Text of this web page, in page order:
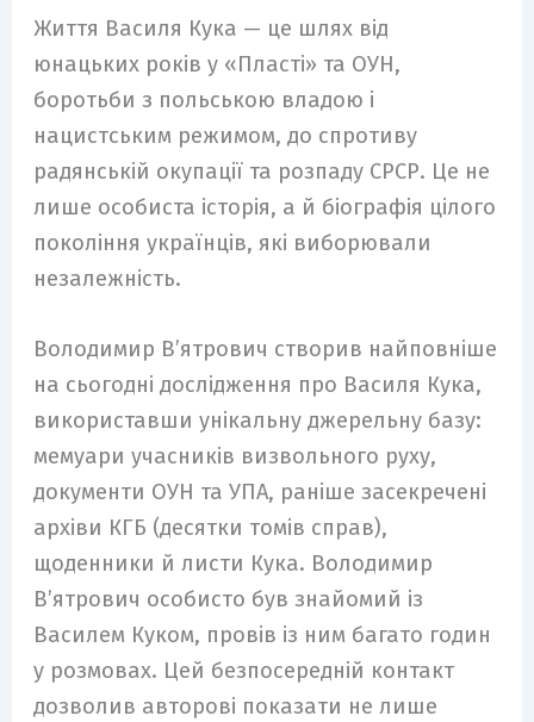
Життя Василя Кука — це шлях від
юнацьких років у «Пласті» та ОУН,
боротьби з польською владою і
нацистським режимом, до спротиву
радянській окупації та розпаду СРСР. Це не
лише особиста історія, а й біографія цілого
покоління українців, які виборювали
незалежність.
Володимир В’ятрович створив найповніше
на сьогодні дослідження про Василя Кука,
використавши унікальну джерельну базу:
мемуари учасників визвольного руху,
документи ОУН та УПА, раніше засекречені
архіви КГБ (десятки томів справ),
щоденники й листи Кука. Володимир
В’ятрович особисто був знайомий із
Василем Куком, провів із ним багато годин
у розмовах. Цей безпосередній контакт
дозволив авторові показати не лише